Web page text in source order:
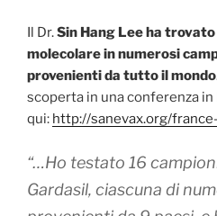
Il Dr.Sin Hang Leeha trovato
molecolare in numerosi
provenienti da tutto il mondo
scoperta in una conferenza in
qui: http://sanevax.org/
“…Ho testato 16
Gardasil, ciascuna di